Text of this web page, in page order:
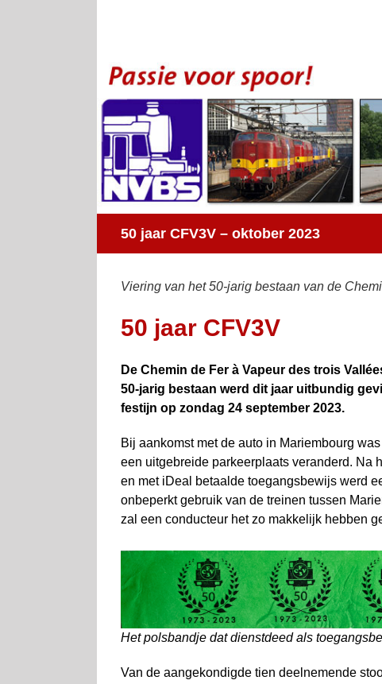
50 jaar CFV3V – oktober 2023
Viering van het 50-jarig bestaan van de
50 jaar CFV3V
De Chemin de Fer à Vapeur des trois
50-jarig bestaan werd dit jaar uitbundig
festijn op zondag 24 september 2023.
Bij aankomst met de auto in Mariembourg
een uitgebreide parkeerplaats veranderd. Na
en met iDeal betaalde toegangsbewijs werd
onbeperkt gebruik van de treinen tussen
zal een conducteur het zo makkelijk hebben
Het polsbandje dat dienstdeed als
Van de aangekondigde tien deelnemende